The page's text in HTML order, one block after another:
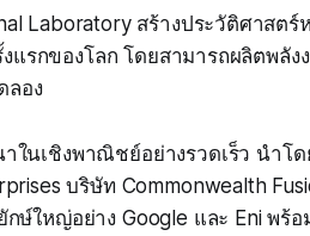
Laboratory สร้างประวัติศาสต
แรกของโลก โดยสามารถผลิตพลั
ลอง
ในเชิงพาณิชย์อย่างรวดเร็ว นำโ
บริษัท Commonwealth
ษ์ใหญ่อย่าง Google และ Eni พร้